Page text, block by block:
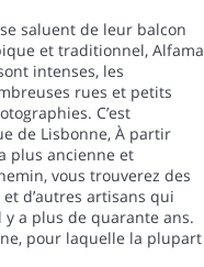
saluent de leur balcon
et traditionnel, Alfama
intenses, les
rues et petits
C’est
de Lisbonne, À partir
plus ancienne et
vous trouverez des
d’autres artisans qui
a plus de quarante ans.
pour laquelle la plupart